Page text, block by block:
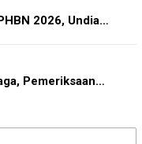
2026, Undia…
Pemeriksaan…